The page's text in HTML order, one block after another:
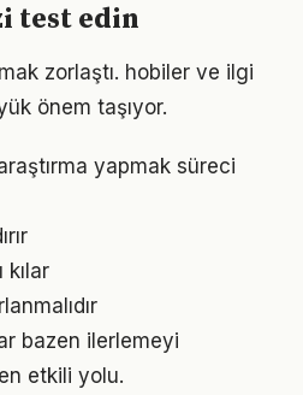
test edin
zorlaştı. hobiler ve ilgi
önem taşıyor.
yapmak süreci
bazen ilerlemeyi
etkili yolu.